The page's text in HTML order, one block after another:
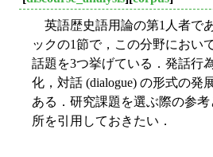
英語歴史語用論の第1人者で
ックの1節で，この分野におい
話題を3つ挙げている．発話行
化，対話 (dialogue) の形式の発
ある．研究課題を選ぶ際の参
所を引用しておきたい．